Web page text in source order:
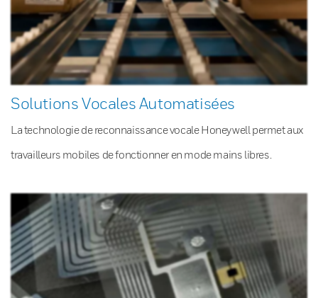
Solutions Vocales Automatisées
La technologie de reconnaissance vocale Honeywell permet aux
travailleurs mobiles de fonctionner en mode mains libres.